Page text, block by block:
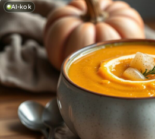
AI-kok